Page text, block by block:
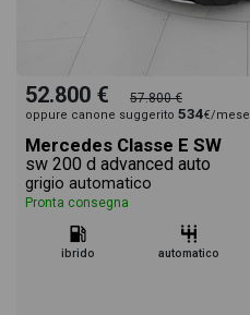
52.800 € 57.800 €
oppure canone suggerito 534€/mese
Mercedes Classe E SW
sw 200 d advanced auto
grigio automatico
Pronta consegna
ibrido automatico